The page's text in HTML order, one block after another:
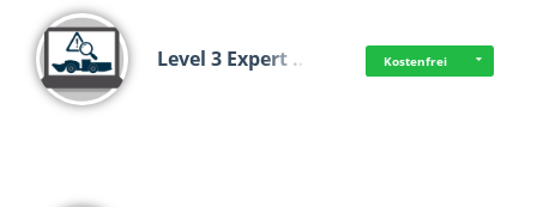
Level 3 Expert … Kostenfrei